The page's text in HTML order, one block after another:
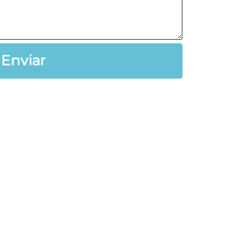
Enviar